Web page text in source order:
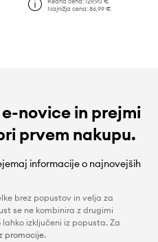
Najnižja cena: 86,99 €
novice in prejmi
prvem nakupu.
informacije o najnovejših
brez popustov in velja za
se ne kombinira z drugimi
izključeni iz popusta. Za
promocije.